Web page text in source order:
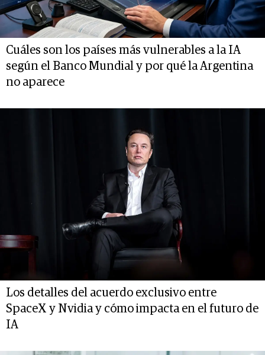
Cuáles son los países más vulnerables a la IA
según el Banco Mundial y por qué la Argentina
no aparece
Los detalles del acuerdo exclusivo entre
SpaceX y Nvidia y cómo impacta en el futuro de
IA